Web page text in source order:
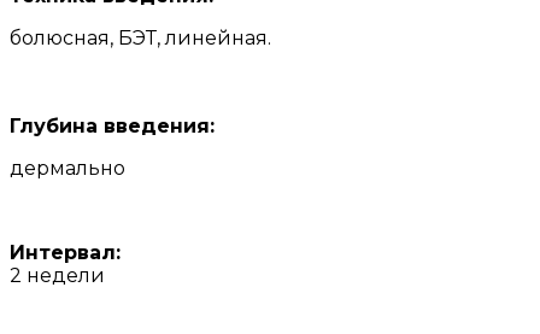
болюсная, БЭТ, линейная.
Глубина введения:
дермально
Интервал:
2 недели